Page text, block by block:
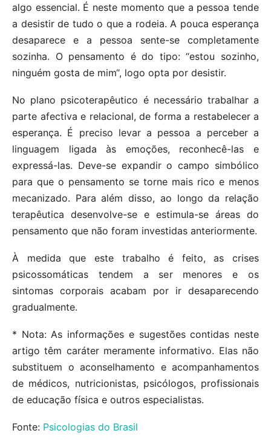
algo essencial. É neste momento que a pessoa tende
a desistir de tudo o que a rodeia. A pouca esperança
desaparece e a pessoa sente-se completamente
sozinha. O pensamento é do tipo: “estou sozinho,
ninguém gosta de mim“, logo opta por desistir.
No plano psicoterapêutico é necessário trabalhar a
parte afectiva e relacional, de forma a restabelecer a
esperança. É preciso levar a pessoa a perceber a
linguagem ligada às emoções, reconhecê-las e
expressá-las. Deve-se expandir o campo simbólico
para que o pensamento se torne mais rico e menos
mecanizado. Para além disso, ao longo da relação
terapêutica desenvolve-se e estimula-se áreas do
pensamento que não foram investidas anteriormente.
À medida que este trabalho é feito, as crises
psicossomáticas tendem a ser menores e os
sintomas corporais acabam por ir desaparecendo
gradualmente.
* Nota: As informações e sugestões contidas neste
artigo têm caráter meramente informativo. Elas não
substituem o aconselhamento e acompanhamentos
de médicos, nutricionistas, psicólogos, profissionais
de educação física e outros especialistas.
Fonte: Psicologias do Brasil